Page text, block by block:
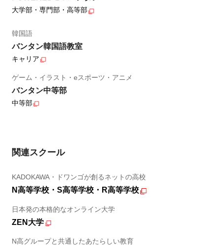
大学部・専門部・高等部
韓国語
バンタン韓国語教室
キャリア
ゲーム・イラスト・eスポーツ・アニメ
バンタン中等部
中等部
関連スクール
KADOKAWA・ドワンゴが創るネットの高校
N高等学校・S高等学校・R高等学校
日本発の本格的なオンライン大学
ZEN大学
N高グループと共通したあたらしい教育